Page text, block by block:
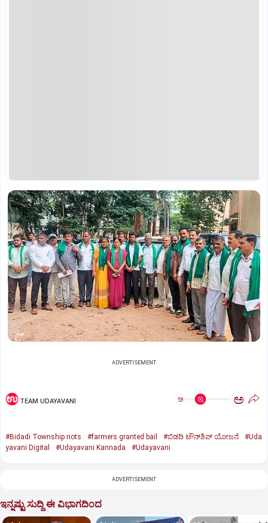
ADVERTISEMENT
TEAM UDAYAVANI ಅ ಅ
#Bidadi Township riots #farmers granted bail #ಬಿಡದಿ ಟೌನ್‌ಶಿಪ್‌ ಯೋಜನೆ
#Uda
yavani Digital
#Udayavani Kannada #Udayavani
ADVERTISEMENT
ಇನ್ನಷ್ಟು ಸುದ್ದಿ ಈ ವಿಭಾಗದಿಂದ